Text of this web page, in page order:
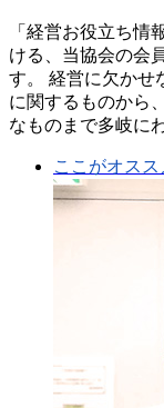
「経営お役立ち情
ける、当協会の会
す。 経営に欠かせ
に関するものから
なものまで多岐に
ここがオスス